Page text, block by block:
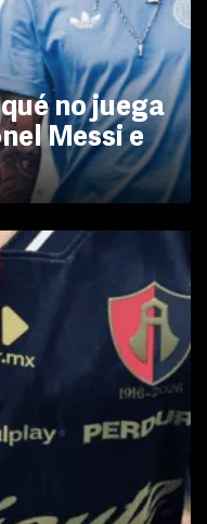
no juega
Messi e